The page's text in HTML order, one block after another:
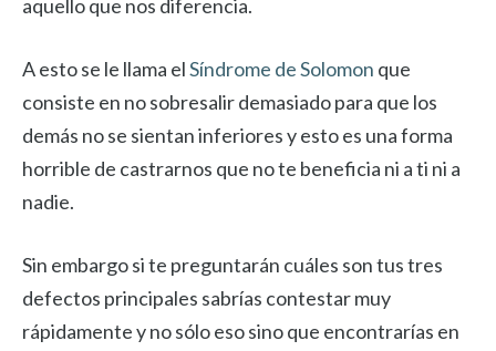
aquello que nos diferencia.
A esto se le llama elSíndrome de Solomon que
consiste en no sobresalir demasiado para que los
demás no se sientan inferiores y esto es una forma
horrible de castrarnos que no te beneficia ni a ti ni a
nadie.
Sin embargo si te preguntarán cuáles son tus tres
defectos principales sabrías contestar muy
rápidamente y no sólo eso sino que encontrarías en